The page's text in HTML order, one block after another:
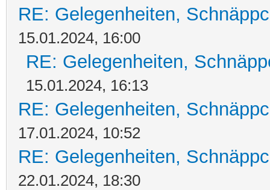
RE: Gelegenheiten,
15.01.2024, 16:00
RE: Gelegenheiten,
15.01.2024, 16:13
RE: Gelegenheiten,
17.01.2024, 10:52
RE: Gelegenheiten,
22.01.2024, 18:30